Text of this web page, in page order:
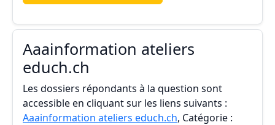
Aaainformation ateliers
educh.ch
Les dossiers répondants à la question sont
accessible en cliquant sur les liens suivants :
Aaainformation ateliers educh.ch, Catégorie :